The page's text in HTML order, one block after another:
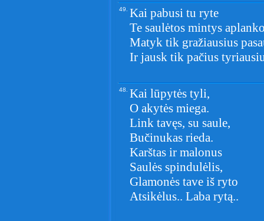
49. Kai pabusi tu ryte
Te saulėtos mintys
Matyk tik gražiausius
Ir jausk tik pačius
48. Kai lūpytės tyli,
O akytės miega.
Link tavęs, su saule,
Bučinukas rieda.
Karštas ir malonus
Saulės spindulėlis,
Glamonės tave iš ryto
Atsikėlus.. Laba rytą..